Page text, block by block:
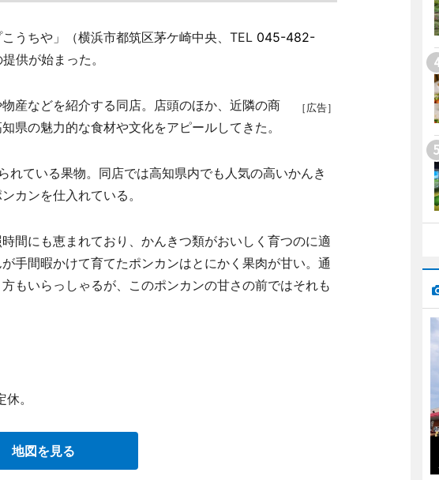
うちや」（横浜市都筑区茅ケ崎中央、TEL 045-482-
供が始まった。
［広告］
産などを紹介する同店。店頭のほか、近隣の商
県の魅力的な食材や文化をアピールしてきた。
ている果物。同店では高知県内でも人気の高いかんき
カンを仕入れている。
間にも恵まれており、かんきつ類がおいしく育つのに適
手間暇かけて育てたポンカンはとにかく果肉が甘い。通
もいらっしゃるが、このポンカンの甘さの前ではそれも
。
地図を見る